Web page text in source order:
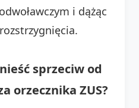
i dążąc
sprzeciw od
orzecznika ZUS?